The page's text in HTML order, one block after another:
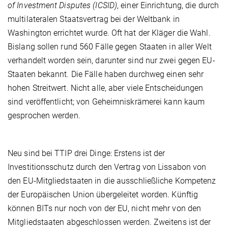
of Investment Disputes (ICSID), einer Einrichtung, die durch
multilateralen Staatsvertrag bei der Weltbank in
Washington errichtet wurde. Oft hat der Kläger die Wahl.
Bislang sollen rund 560 Fälle gegen Staaten in aller Welt
verhandelt worden sein, darunter sind nur zwei gegen EU-
Staaten bekannt. Die Fälle haben durchweg einen sehr
hohen Streitwert. Nicht alle, aber viele Entscheidungen
sind veröffentlicht; von Geheimniskrämerei kann kaum
gesprochen werden.
Neu sind bei TTIP drei Dinge: Erstens ist der
Investitionsschutz durch den Vertrag von Lissabon von
den EU-Mitgliedstaaten in die ausschließliche Kompetenz
der Europäischen Union übergeleitet worden. Künftig
können BITs nur noch von der EU, nicht mehr von den
Mitgliedstaaten abgeschlossen werden. Zweitens ist der